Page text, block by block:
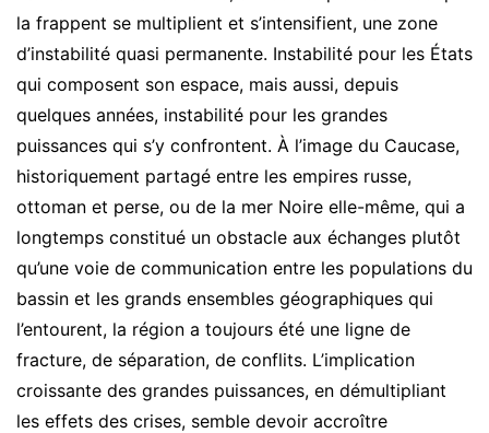
la frappent se multiplient et s’intensifient, une zone
d’instabilité quasi permanente. Instabilité pour les États
qui composent son espace, mais aussi, depuis
quelques années, instabilité pour les grandes
puissances qui s’y confrontent. À l’image du Caucase,
historiquement partagé entre les empires russe,
ottoman et perse, ou de la mer Noire elle-même, qui a
longtemps constitué un obstacle aux échanges plutôt
qu’une voie de communication entre les populations du
bassin et les grands ensembles géographiques qui
l’entourent, la région a toujours été une ligne de
fracture, de séparation, de conflits. L’implication
croissante des grandes puissances, en démultipliant
les effets des crises, semble devoir accroître